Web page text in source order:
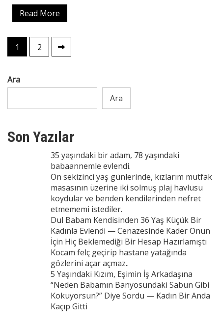
Read More
Yazı
sayfalaması
1 2
Ara
Ara
Son Yazılar
35 yaşındaki bir adam, 78 yaşındaki
babaannemle evlendi.
On sekizinci yaş günlerinde, kızlarım mutfak
masasının üzerine iki solmuş plaj havlusu
koydular ve benden kendilerinden nefret
etmememi istediler.
Dul Babam Kendisinden 36 Yaş Küçük Bir
Kadınla Evlendi — Cenazesinde Kader Onun
İçin Hiç Beklemediği Bir Hesap Hazırlamıştı
Kocam felç geçirip hastane yatağında
gözlerini açar açmaz..
5 Yaşındaki Kızım, Eşimin İş Arkadaşına
“Neden Babamın Banyosundaki Sabun Gibi
Kokuyorsun?” Diye Sordu — Kadın Bir Anda
Kaçıp Gitti